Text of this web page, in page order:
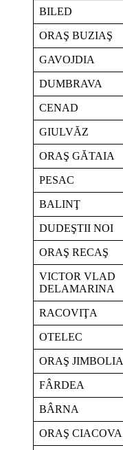
BILED
ORAŞ BUZIAŞ
GAVOJDIA
DUMBRAVA
CENAD
GIULVĂZ
ORAŞ GĂTAIA
PESAC
BALINŢ
DUDEŞTII NOI
ORAŞ RECAŞ
VICTOR VLAD
DELAMARINA
RACOVIŢA
OTELEC
ORAŞ JIMBOLIA
FÂRDEA
BÂRNA
ORAŞ CIACOVA